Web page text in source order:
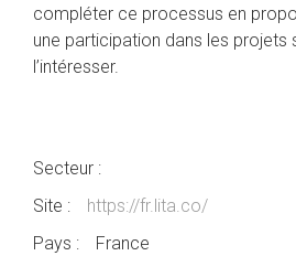
compléter ce processus en
une participation dans les projets
l’intéresser.
Secteur :
Site :
https://fr.lita.co/
Pays :
France